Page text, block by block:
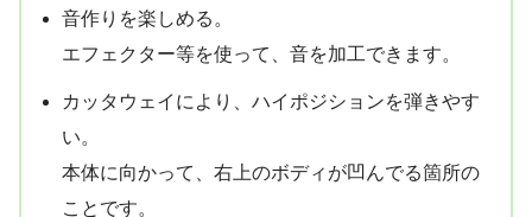
音作りを楽しめる。
エフェクター等を使って、音を加工できます。
カッタウェイにより、ハイポジションを弾きやす
い。
本体に向かって、右上のボディが凹んでる箇所の
ことです。